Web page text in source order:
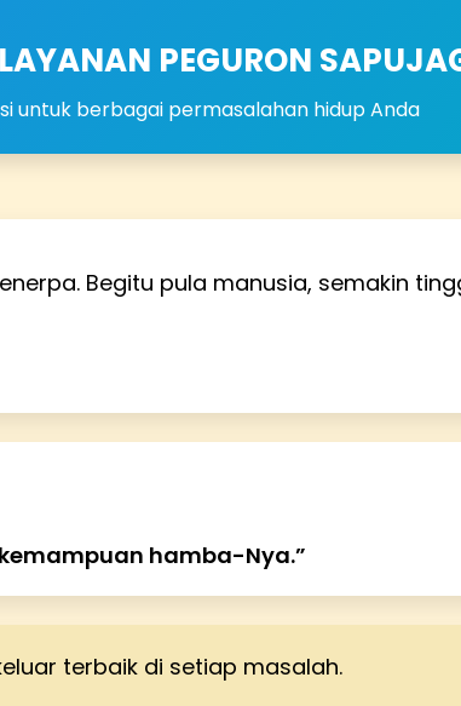
PEGURON
untuk berbagai permasalahan hidup Anda
Begitu pula manusia, semakin
hamba-Nya.”
terbaik di setiap masalah.